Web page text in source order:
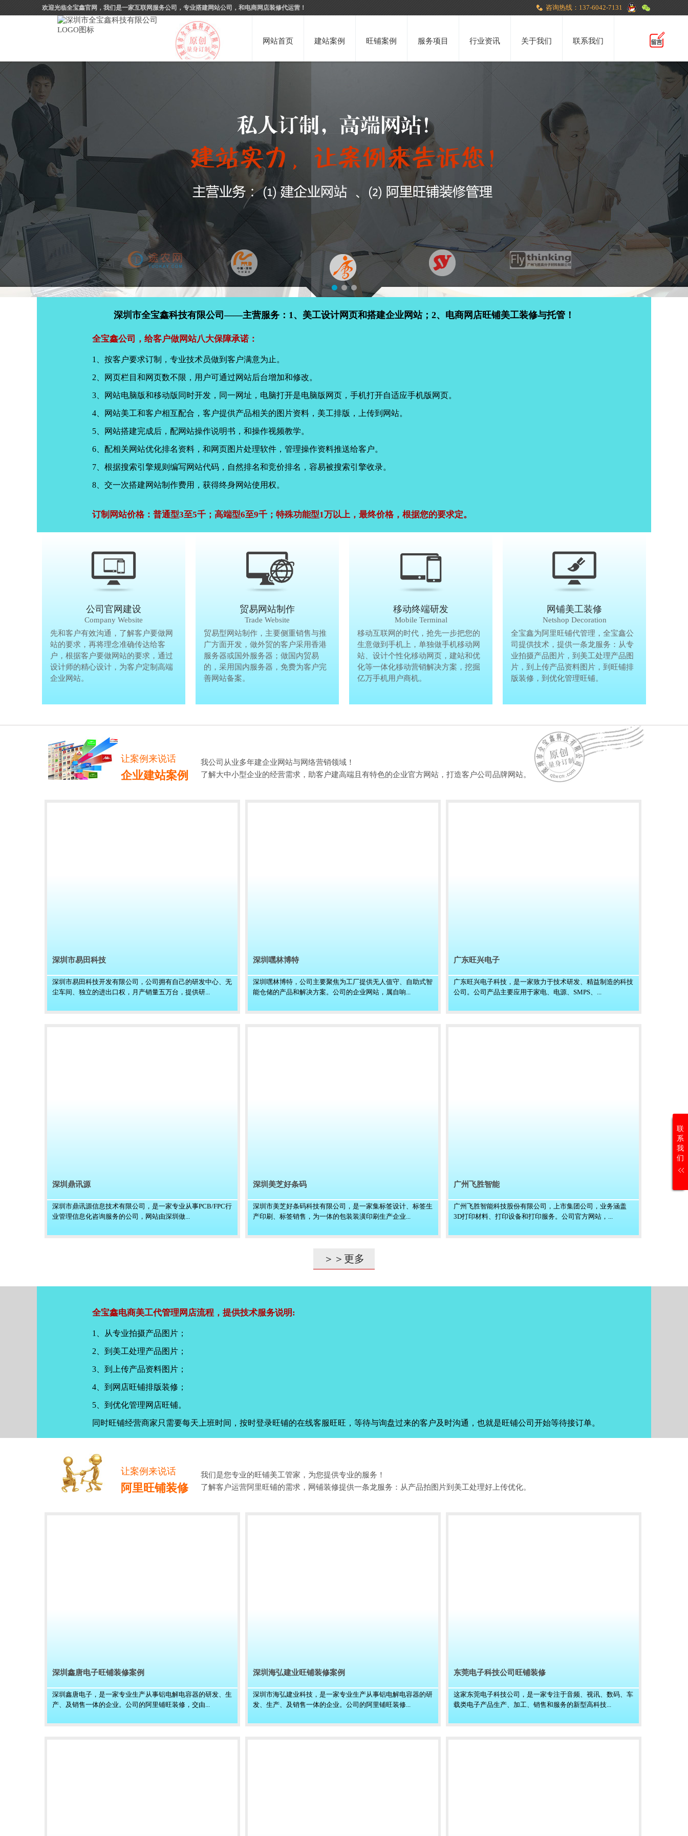
欢迎光临全宝鑫官网，我们是一家互联网服务公司，专业搭建网站公司，和电商网店装修代运营！ 咨询热线：137-6042-7131
网站首页 建站案例 旺铺案例 服务项目 行业资讯 关于我们 联系我们
深圳市全宝鑫科技有限公司——主营服务：1、美工设计网页和搭建企业网站；2、电商网店旺铺美工装修与托管！
全宝鑫公司，给客户做网站八大保障承诺：
1、按客户要求订制，专业技术员做到客户满意为止。
2、网页栏目和网页数不限，用户可通过网站后台增加和修改。
3、网站电脑版和移动版同时开发，同一网址，电脑打开是电脑版网页，手机打开自适应手机版网页。
4、网站美工和客户相互配合，客户提供产品相关的图片资料，美工排版，上传到网站。
5、网站搭建完成后，配网站操作说明书，和操作视频教学。
6、配相关网站优化排名资料，和网页图片处理软件，管理操作资料推送给客户。
7、根据搜索引擎规则编写网站代码，自然排名和竞价排名，容易被搜索引擎收录。
8、交一次搭建网站制作费用，获得终身网站使用权。
订制网站价格：普通型3至5千；高端型6至9千；特殊功能型1万以上，最终价格，根据您的要求定。
公司官网建设
Company Website
先和客户有效沟通，了解客户要做网
站的要求，再将理念准确传达给客
户，根据客户要做网站的要求，通过
设计师的精心设计，为客户定制高端
企业网站。
公司官网建设
Company Website
先和客户有效沟通，了解客户要做网
站的要求，再将理念准确传达给客
户，根据客户要做网站的要求，通过
设计师的精心设计，为客户定制高端
企业网站。
贸易网站制作
Trade Website
贸易型网站制作，主要侧重销售与推
广方面开发，做外贸的客户采用香港
服务器或国外服务器；做国内贸易
的，采用国内服务器，免费为客户完
善网站备案。
贸易网站制作
Trade Website
贸易型网站制作，主要侧重销售与推
广方面开发，做外贸的客户采用香港
服务器或国外服务器；做国内贸易
的，采用国内服务器，免费为客户完
善网站备案。
移动终端研发
Mobile Terminal
移动互联网的时代，抢先一步把您的
生意做到手机上，单独做手机移动网
站、设计个性化移动网页，建站和优
化等一体化移动营销解决方案，挖掘
亿万手机用户商机。
移动终端研发
Mobile Terminal
移动互联网的时代，抢先一步把您的
生意做到手机上，单独做手机移动网
站、设计个性化移动网页，建站和优
化等一体化移动营销解决方案，挖掘
亿万手机用户商机。
网铺美工装修
Netshop Decoration
全宝鑫为阿里旺铺代管理，全宝鑫公
司提供技术，提供一条龙服务：从专
业拍摄产品图片，到美工处理产品图
片，到上传产品资料图片，到旺铺排
版装修，到优化管理旺铺。
让案例来说话
企业建站案例
我公司从业多年建企业网站与网络营销领域！
了解大中小型企业的经营需求，助客户建高端且有特色的企业官方网站，打造客户公司品牌网站。
深圳市易田科技
深圳市易田科技开发有限公司，公司拥有自己的研发中心、无
尘车间、独立的进出口权，月产销量五万台，提供研...
深圳嘿林博特
深圳嘿林博特，公司主要聚焦为工厂提供无人值守、自助式智
能仓储的产品和解决方案。公司的企业网站，属自响...
广东旺兴电子
广东旺兴电子科技，是一家致力于技术研发、精益制造的科技
公司。公司产品主要应用于家电、电源、SMPS、...
深圳鼎讯源
深圳市鼎讯源信息技术有限公司，是一家专业从事PCB/FPC行
业管理信息化咨询服务的公司，网站由深圳做...
深圳美芝好条码
深圳市美芝好条码科技有限公司，是一家集标签设计、标签生
产印刷、标签销售，为一体的包装装潢印刷生产企业...
广州飞胜智能
广州飞胜智能科技股份有限公司，上市集团公司，业务涵盖
3D打印材料、打印设备和打印服务。公司官方网站，...
＞＞更多
全宝鑫电商美工代管理网店流程，提供技术服务说明:
1、从专业拍摄产品图片；
2、到美工处理产品图片；
3、到上传产品资料图片；
4、到网店旺铺排版装修；
5、到优化管理网店旺铺。
同时旺铺经营商家只需要每天上班时间，按时登录旺铺的在线客服旺旺，等待与询盘过来的客户及时沟通，也就是旺铺公司开始等待接订单。
让案例来说话
阿里旺铺装修
我们是您专业的旺铺美工管家，为您提供专业的服务！
了解客户运营阿里旺铺的需求，网铺装修提供一条龙服务：从产品拍图片到美工处理好上传优化。
深圳鑫唐电子旺铺装修案例
深圳鑫唐电子，是一家专业生产从事铝电解电容器的研发、生
产、及销售一体的企业。公司的阿里铺旺装修，交由...
深圳海弘建业旺铺装修案例
深圳市海弘建业科技，是一家专业生产从事铝电解电容器的研
发、生产、及销售一体的企业。公司的阿里铺旺装修...
东莞电子科技公司旺铺装修
这家东莞电子科技公司，是一家专注于音频、视讯、数码、车
载类电子产品生产、加工、销售和服务的新型高科技...
联
系
我
们